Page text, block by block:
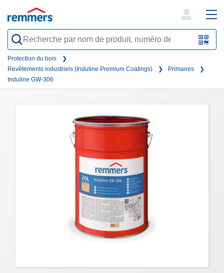
QR-
oder
search
form
Protection du bois
Revêtements industriels (Induline Premium Coatings)
Primaires
Induline GW-306